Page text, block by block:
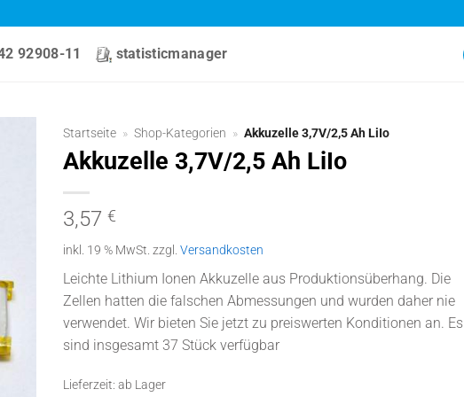
92908-11 statisticmanager
Startseite » Shop-Kategorien » Akkuzelle 3,7V/2,5 Ah LiIo
Akkuzelle 3,7V/2,5 Ah LiIo
3,57 €
inkl. 19 % MwSt. zzgl. Versandkosten
Leichte Lithium Ionen Akkuzelle aus Produktionsüberhang. Die
Zellen hatten die falschen Abmessungen und wurden daher nie
verwendet. Wir bieten Sie jetzt zu preiswerten Konditionen an. Es
sind insgesamt 37 Stück verfügbar
Lieferzeit: ab Lager